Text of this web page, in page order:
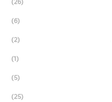
(26)
(6)
(2)
(1)
(5)
(25)